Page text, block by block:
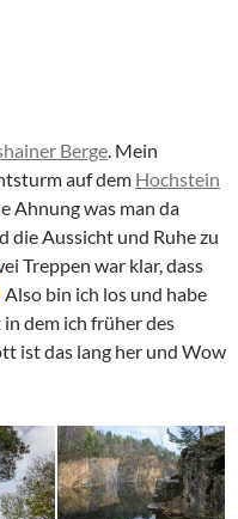
Berge. Mein
auf dem Hochstein
Ahnung was man da
die Aussicht und Ruhe zu
Treppen war klar, dass
Also bin ich los und habe
dem ich früher des
ist das lang her und Wow